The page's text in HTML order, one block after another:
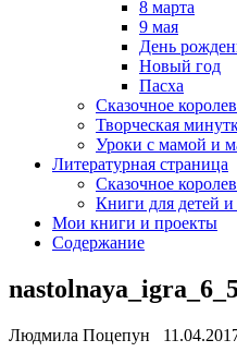
8 марта
9 мая
День
Новый год
Пасха
Сказочное
Творческая
Уроки с мамой и
Литературная страница
Сказочное
Книги для детей и
Мои книги и проекты
Содержание
Людмила Поцепун